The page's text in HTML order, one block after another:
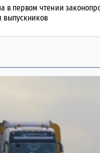
в первом чтении
выпускников